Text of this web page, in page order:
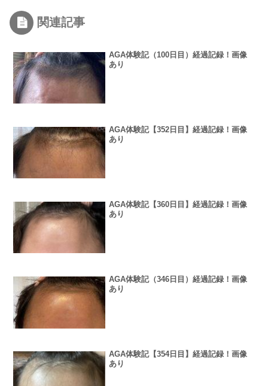
関連記事
AGA体験記（100日目）経過記録！画像
あり
AGA体験記【352日目】経過記録！画像
あり
AGA体験記【360日目】経過記録！画像
あり
AGA体験記（346日目）経過記録！画像
あり
AGA体験記【354日目】経過記録！画像
あり